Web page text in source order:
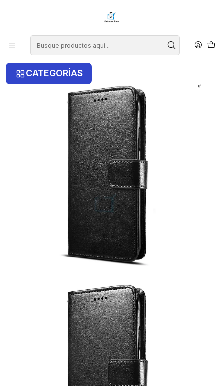
CATEGORÍAS
Inicio Samsung
Samsung A34 5G
Carcasa Estilo Flip Cover Para Samsung A34 5G